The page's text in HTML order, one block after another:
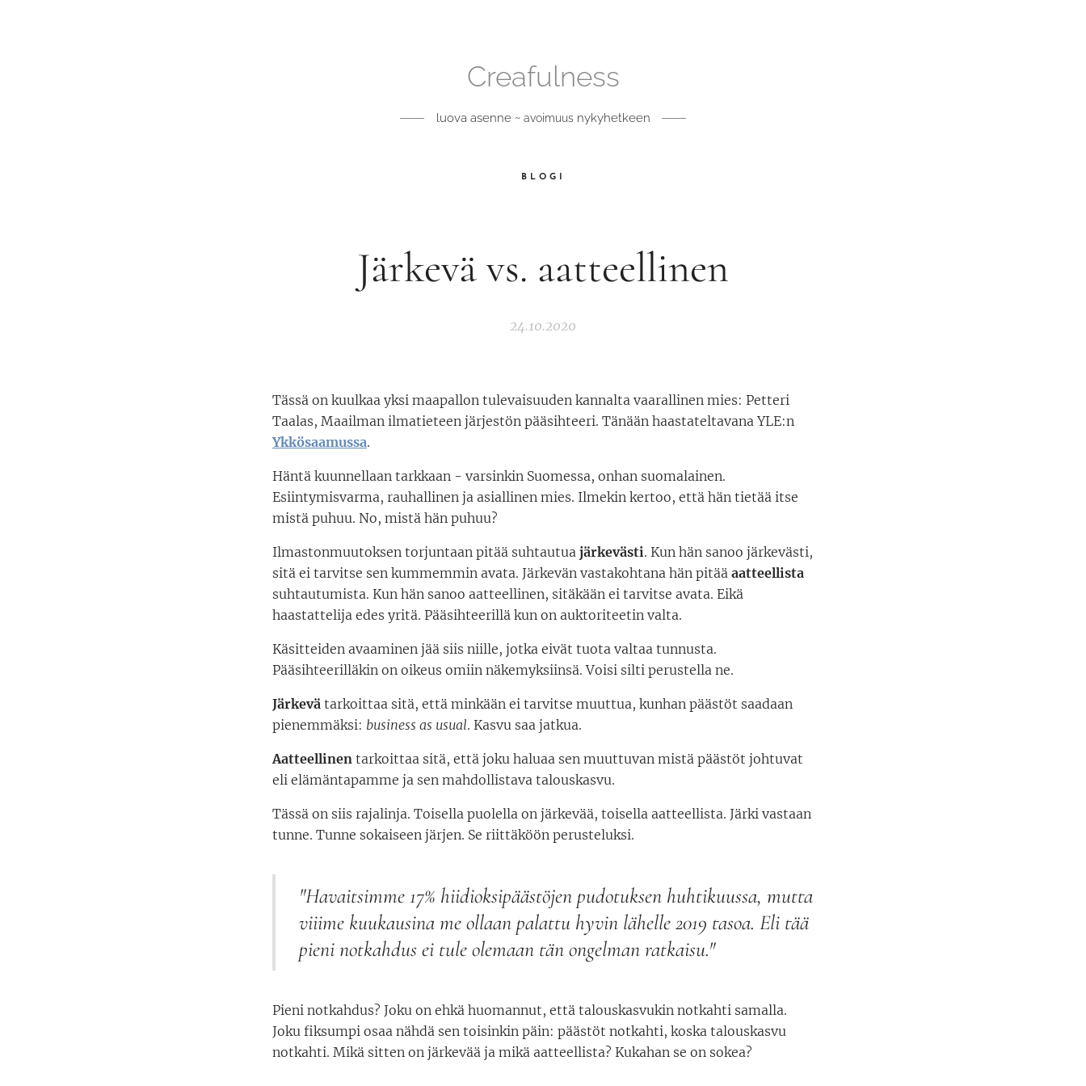
Creafulness
luova asenne ~ avoimuusnykyhetkeen
BLOGI
Järkevä vs. aatteellinen
24.10.2020
Tässä on kuulkaa yksi maapallon tulevaisuuden kannalta vaarallinen mies: Petteri
Taalas, Maailman ilmatieteen järjestön pääsihteeri. Tänään haastateltavana YLE:n
Ykkösaamussa.
Häntä kuunnellaan tarkkaan - varsinkin Suomessa, onhan suomalainen.
Esiintymisvarma, rauhallinen ja asiallinen mies. Ilmekin kertoo, että hän tietää itse
mistä puhuu. No, mistä hän puhuu?
Ilmastonmuutoksen torjuntaan pitää suhtautua järkevästi. Kun hän sanoo järkevästi,
sitä ei tarvitse sen kummemmin avata. Järkevän vastakohtana hän pitää aatteellista
suhtautumista. Kun hän sanoo aatteellinen, sitäkään ei tarvitse avata. Eikä
haastattelija edes yritä. Pääsihteerillä kun on auktoriteetin valta.
Käsitteiden avaaminen jää siis niille, jotka eivät tuota valtaa tunnusta.
Pääsihteerilläkin on oikeus omiin näkemyksiinsä. Voisi silti perustella ne.
Järkevä tarkoittaa sitä, että minkään ei tarvitse muuttua, kunhan päästöt saadaan
pienemmäksi: business as usual. Kasvu saa jatkua.
Aatteellinen tarkoittaa sitä, että joku haluaa sen muuttuvan mistä päästöt johtuvat
eli elämäntapamme ja sen mahdollistava talouskasvu.
Tässä on siis rajalinja. Toisella puolella on järkevää, toisella aatteellista. Järki vastaan
tunne. Tunne sokaiseen järjen. Se riittäköön perusteluksi.
"Havaitsimme 17% hiidioksipäästöjen pudotuksen huhtikuussa, mutta
viiime kuukausina me ollaan palattu hyvin lähelle 2019 tasoa. Eli tää
pieni notkahdus ei tule olemaan tän ongelman ratkaisu."
Pieni notkahdus? Joku on ehkä huomannut, että talouskasvukin notkahti samalla.
Joku fiksumpi osaa nähdä sen toisinkin päin: päästöt notkahti, koska talouskasvu
notkahti. Mikä sitten on järkevää ja mikä aatteellista? Kukahan se on sokea?